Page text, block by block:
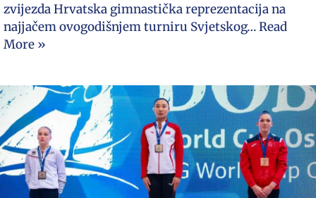
zvijezda Hrvatska gimnastička reprezentacija na
najjačem ovogodišnjem turniru Svjetskog…Read
More »